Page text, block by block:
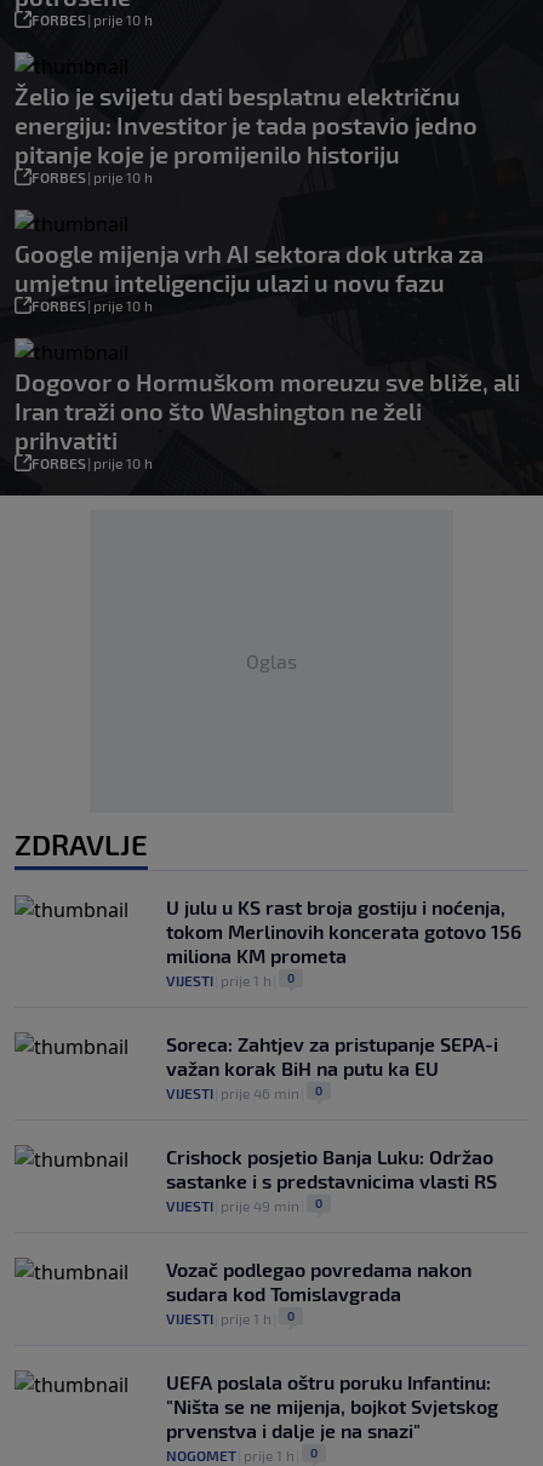
FORBES| prije 10 h
Želio je svijetu dati besplatnu električnu
energiju: Investitor je tada postavio jedno
pitanje koje je promijenilo historiju
FORBES| prije 10 h
Google mijenja vrh AI sektora dok utrka za
umjetnu inteligenciju ulazi u novu fazu
FORBES| prije 10 h
Dogovor o Hormuškom moreuzu sve bliže, ali
Iran traži ono što Washington ne želi
prihvatiti
FORBES| prije 10 h
Oglas
ZDRAVLJE
U julu u KS rast broja gostiju i noćenja,
tokom Merlinovih koncerata gotovo 156
miliona KM prometa
VIJESTI prije 1 h 0
Soreca: Zahtjev za pristupanje SEPA-i
važan korak BiH na putu ka EU
VIJESTI prije 46 min 0
Crishock posjetio Banja Luku: Održao
sastanke i s predstavnicima vlasti RS
VIJESTI prije 49 min 0
Vozač podlegao povredama nakon
sudara kod Tomislavgrada
VIJESTI prije 1 h 0
UEFA poslala oštru poruku Infantinu:
"Ništa se ne mijenja, bojkot Svjetskog
prvenstva i dalje je na snazi"
NOGOMET prije 1 h 0